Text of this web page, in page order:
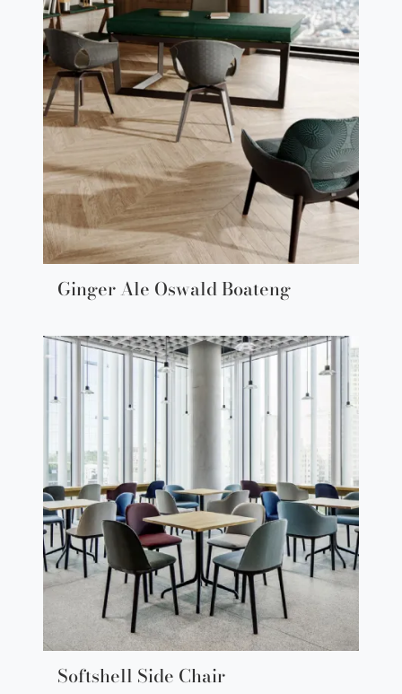
Ginger Ale Oswald Boateng
Softshell Side Chair